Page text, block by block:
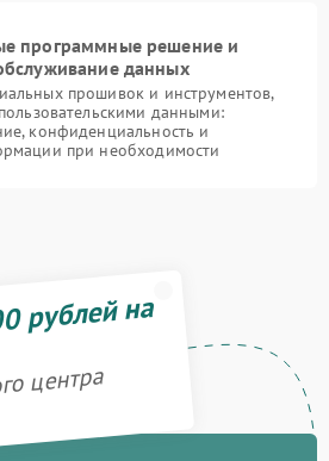
программные решение и
данных
прошивок и инструментов,
данными:
конфиденциальность и
при необходимости
рублей на
центра